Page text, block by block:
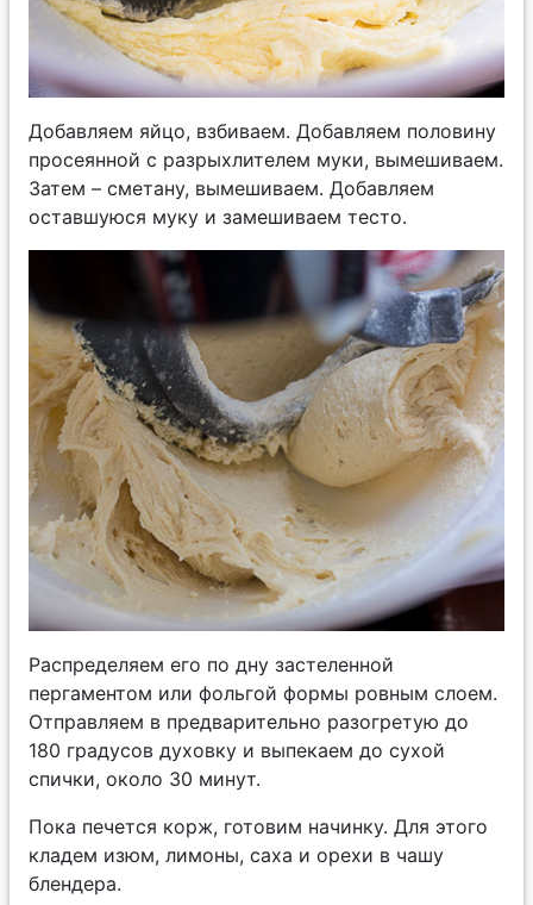
Добавляем яйцо, взбиваем. Добавляем половину
просеянной с разрыхлителем муки, вымешиваем.
Затем – сметану, вымешиваем. Добавляем
оставшуюся муку и замешиваем тесто.
Распределяем его по дну застеленной
пергаментом или фольгой формы ровным слоем.
Отправляем в предварительно разогретую до
180 градусов духовку и выпекаем до сухой
спички, около 30 минут.
Пока печется корж, готовим начинку. Для этого
кладем изюм, лимоны, саха и орехи в чашу
блендера.